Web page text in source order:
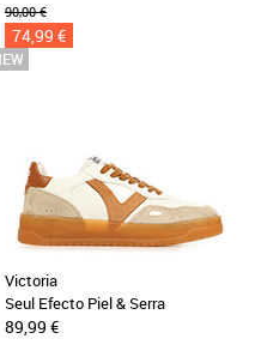
90,00 €
74,99 €
Victoria
Seul Efecto Piel & Serra
89,99 €